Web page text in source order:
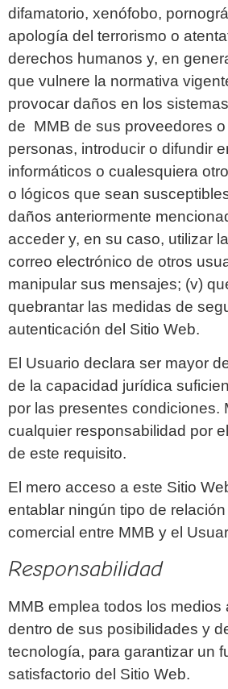
difamatorio, xenófobo,
apología del terrorismo o
derechos humanos y, en
que vulnere la normativa
provocar daños en los
de MMB de sus proveedores
personas, introducir o difundir
informáticos o cualesquiera
o lógicos que sean
daños anteriormente
acceder y, en su caso, utilizar
correo electrónico de otros
manipular sus mensajes; (v)
quebrantar las medidas de
autenticación del Sitio Web.
El Usuario declara ser mayor
de la capacidad jurídica
por las presentes condiciones.
cualquier responsabilidad por
de este requisito.
El mero acceso a este Sitio
entablar ningún tipo de
comercial entre MMB y el
Responsabilidad
MMB emplea todos los medios
dentro de sus posibilidades y
tecnología, para garantizar un
satisfactorio del Sitio Web.